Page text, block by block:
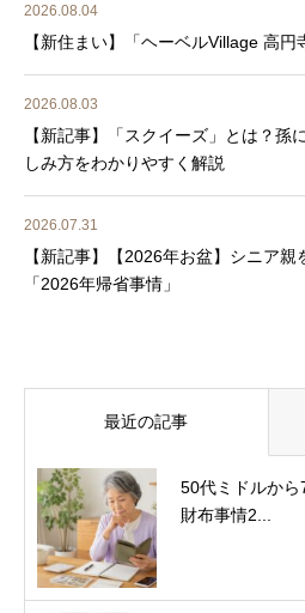
2026.08.04
【新住まい】「ヘーベルVillage 高円
2026.08.03
【新記事】「スクイーズ」とは？孫
しみ方をわかりやすく解説
2026.07.31
【新記事】【2026年お盆】シニア
「2026年帰省事情」
最近の記事
50代ミドルか
財布事情2...